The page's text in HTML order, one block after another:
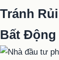
Tránh
Bất Động